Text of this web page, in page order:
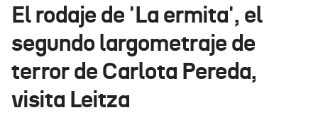
Ikusmiran
Eguraldia
El rodaje de 'La ermita', el
segundo largometraje de
terror de Carlota Pereda,
visita Leitza